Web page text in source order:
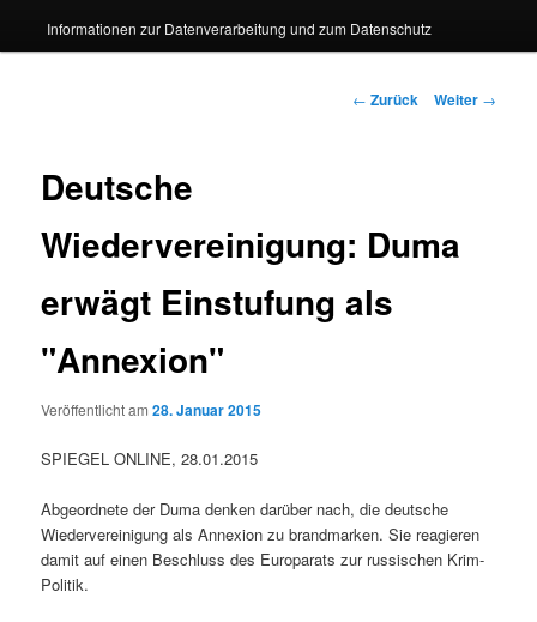
Informationen zur Datenverarbeitung und zum Datenschutz
Beitragsnavigation
← Zurück Weiter →
Deutsche
Wiedervereinigung: Duma
erwägt Einstufung als
"Annexion"
Veröffentlicht am28. Januar 2015
SPIEGEL ONLINE, 28.01.2015
Abgeordnete der Duma denken darüber nach, die deutsche
Wiedervereinigung als Annexion zu brandmarken. Sie reagieren
damit auf einen Beschluss des Europarats zur russischen Krim-
Politik.